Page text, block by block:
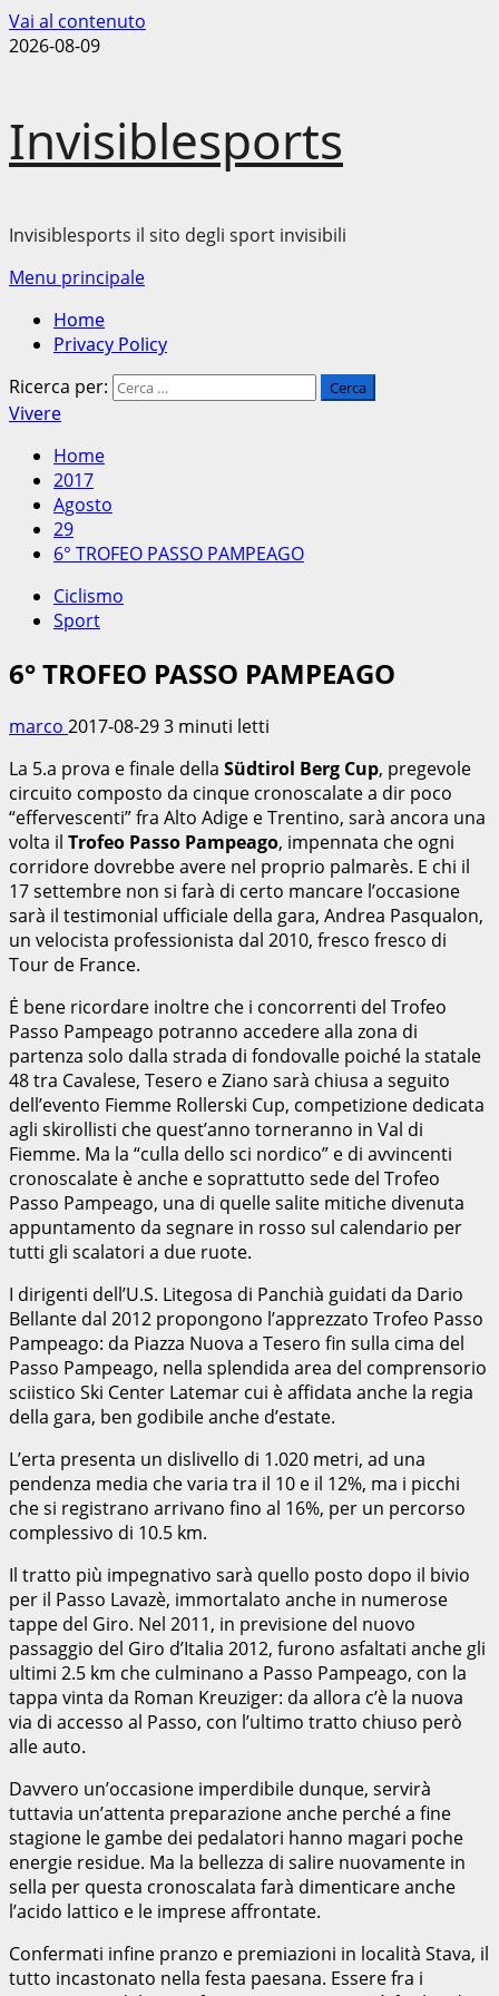
Vai al contenuto
2026-08-09
Invisiblesports
Invisiblesports il sito degli sport invisibili
Menu principale
Home
Privacy Policy
Ricerca per:
Vivere
Home
2017
Agosto
29
6° TROFEO PASSO PAMPEAGO
Ciclismo
Sport
6° TROFEO PASSO PAMPEAGO
marco 2017-08-293 minuti letti
La 5.a prova e finale della Südtirol Berg Cup, pregevole
circuito composto da cinque cronoscalate a dir poco
“effervescenti” fra Alto Adige e Trentino, sarà ancora una
volta il Trofeo Passo Pampeago, impennata che ogni
corridore dovrebbe avere nel proprio palmarès. E chi il
17 settembre non si farà di certo mancare l’occasione
sarà il testimonial ufficiale della gara, Andrea Pasqualon,
un velocista professionista dal 2010, fresco fresco di
Tour de France.
Ė bene ricordare inoltre che i concorrenti del Trofeo
Passo Pampeago potranno accedere alla zona di
partenza solo dalla strada di fondovalle poiché la statale
48 tra Cavalese, Tesero e Ziano sarà chiusa a seguito
dell’evento Fiemme Rollerski Cup, competizione dedicata
agli skirollisti che quest’anno torneranno in Val di
Fiemme. Ma la “culla dello sci nordico” e di avvincenti
cronoscalate è anche e soprattutto sede del Trofeo
Passo Pampeago, una di quelle salite mitiche divenuta
appuntamento da segnare in rosso sul calendario per
tutti gli scalatori a due ruote.
I dirigenti dell’U.S. Litegosa di Panchià guidati da Dario
Bellante dal 2012 propongono l’apprezzato Trofeo Passo
Pampeago: da Piazza Nuova a Tesero fin sulla cima del
Passo Pampeago, nella splendida area del comprensorio
sciistico Ski Center Latemar cui è affidata anche la regia
della gara, ben godibile anche d’estate.
L’erta presenta un dislivello di 1.020 metri, ad una
pendenza media che varia tra il 10 e il 12%, ma i picchi
che si registrano arrivano fino al 16%, per un percorso
complessivo di 10.5 km.
Il tratto più impegnativo sarà quello posto dopo il bivio
per il Passo Lavazè, immortalato anche in numerose
tappe del Giro. Nel 2011, in previsione del nuovo
passaggio del Giro d’Italia 2012, furono asfaltati anche gli
ultimi 2.5 km che culminano a Passo Pampeago, con la
tappa vinta da Roman Kreuziger: da allora c’è la nuova
via di accesso al Passo, con l’ultimo tratto chiuso però
alle auto.
Davvero un’occasione imperdibile dunque, servirà
tuttavia un’attenta preparazione anche perché a fine
stagione le gambe dei pedalatori hanno magari poche
energie residue. Ma la bellezza di salire nuovamente in
sella per questa cronoscalata farà dimenticare anche
l’acido lattico e le imprese affrontate.
Confermati infine pranzo e premiazioni in località Stava, il
tutto incastonato nella festa paesana. Essere fra i